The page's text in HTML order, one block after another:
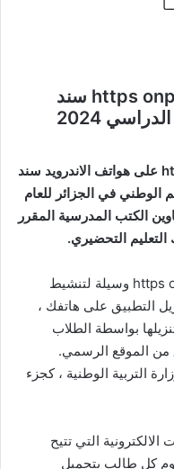
تنزيل تطبيق https onps dz 1581 apk سند
تفعيل الكتاب المدرسي للعام الدراسي 2024
تحميل تطبيق https onps dz 1581 apk على هواتف الاندرويد سند
الوطني في الجزائر للعام
جميع عناوين الكتب المدرسية المقرر
التعليم التحضيري.
حيث يعتبر تحميل تطبيق https onps dz 1581 وسيلة لتنشيط
التطبيق على هاتفك ،
بواسطة الطلاب
من الموقع الرسمي.
التربية الوطنية ، كجزء
التي تتيح
كل طالب بتحميل